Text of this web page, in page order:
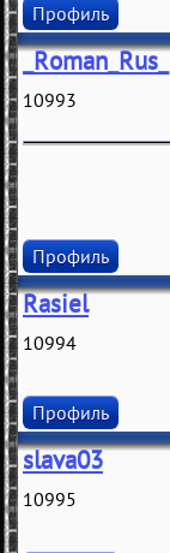
Профиль
_Roman_Rus_
10993
Профиль
Rasiel
10994
Профиль
slava03
10995